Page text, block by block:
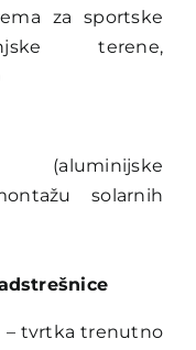
za sportske
terene,
(aluminijske
solarnih
– tvrtka trenutno